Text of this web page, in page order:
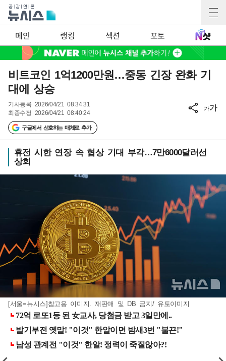
메인 랭킹 섹션 포토
비트코인 1억1200만원…중동 긴장 완화 기
대에 상승
기사등록 2026/04/21 08:34:31
최종수정 2026/04/21 08:40:24
구글에서 선호하는 매체로 추가
가가
휴전 시한 연장 속 협상 기대 부각…7만6000달러선
상회
[서울=뉴시스]참고용 이미지. 재판매 및 DB 금지/ 유토이미지